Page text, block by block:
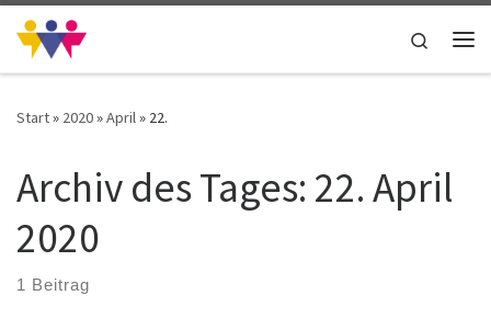
Zum Inhalt springen
Search
Start» 2020»April» 22.
Archiv des Tages: 22. April
2020
1 Beitrag